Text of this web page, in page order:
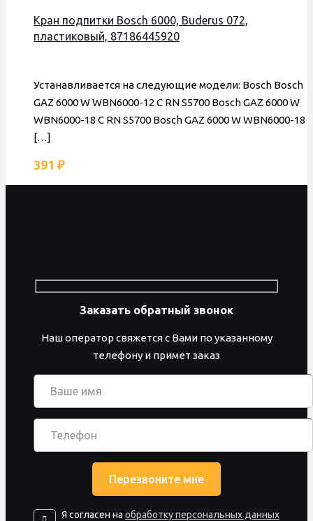
Кран подпитки Bosch 6000, Buderus 072,
пластиковый, 87186445920
Устанавливается на следующие модели: Bosch Bosch
GAZ 6000 W WBN6000-12 C RN S5700 Bosch GAZ 6000 W
WBN6000-18 C RN S5700 Bosch GAZ 6000 W WBN6000-18
[…]
391 ₽
Заказать обратный звонок
Наш оператор свяжется с Вами по указанному
телефону и примет заказ
Я согласен на обработку персональных данных